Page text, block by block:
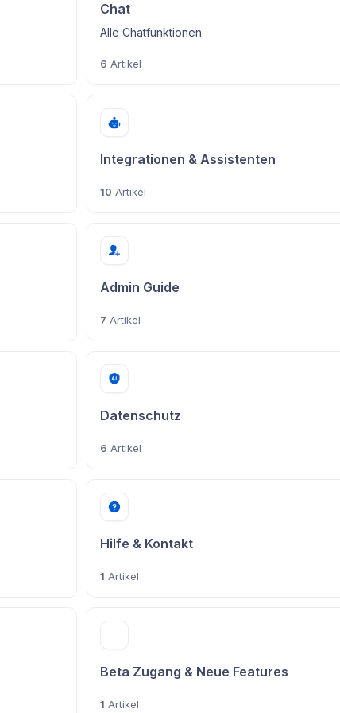
Chat
Alle Chatfunktionen
6 Artikel
Integrationen & Assistenten
10 Artikel
Admin Guide
7 Artikel
Datenschutz
6 Artikel
Hilfe & Kontakt
1 Artikel
Beta Zugang & Neue Features
1 Artikel